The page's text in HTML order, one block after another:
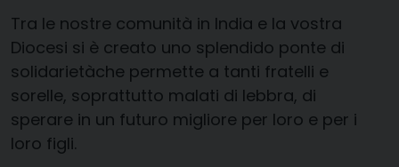
Tra le nostre comunità in India e la vostra
Diocesi si è creato uno splendido ponte di
solidarietàche permette a tanti fratelli e
sorelle, soprattutto malati di lebbra, di
sperare in un futuro migliore per loro e per i
loro figli.